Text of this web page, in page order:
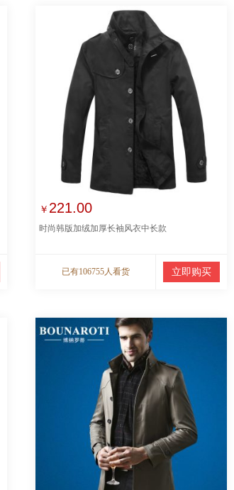
￥ 221.00
时尚韩版加绒加厚长袖风衣中长款
已有106755人看货 立即购买